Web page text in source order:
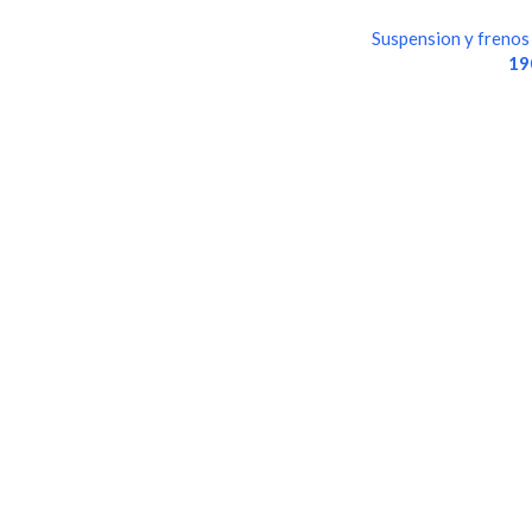
Suspension y frenos